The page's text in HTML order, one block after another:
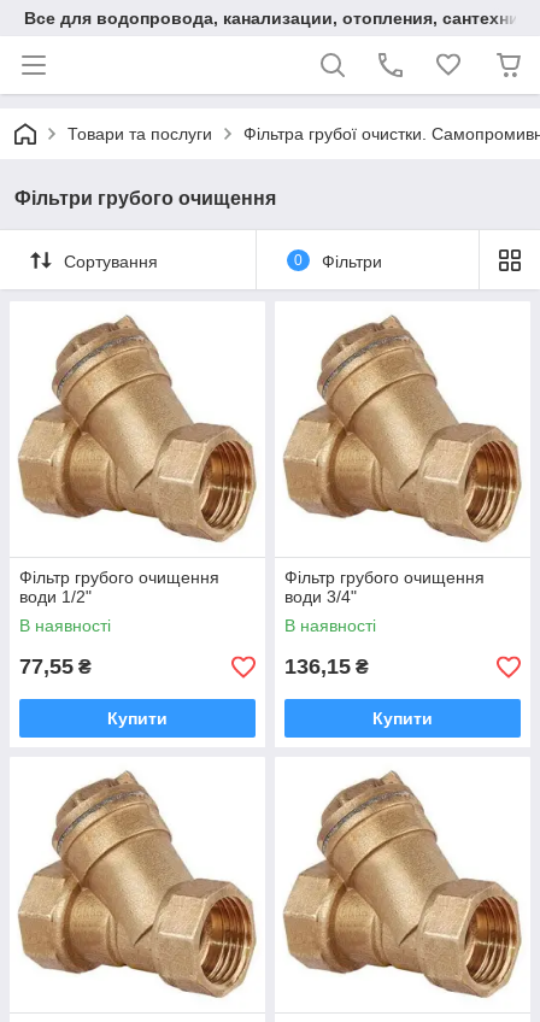
Все для водопровода, канализации, отопления, сантехники
Товари та послуги Фільтра грубої очистки.
Фільтри грубого очищення
Сортування 0 Фільтри
Фільтр грубого очищення
води 1/2"
В наявності
77,55 ₴
Купити
Фільтр грубого очищення
води 3/4"
В наявності
136,15 ₴
Купити